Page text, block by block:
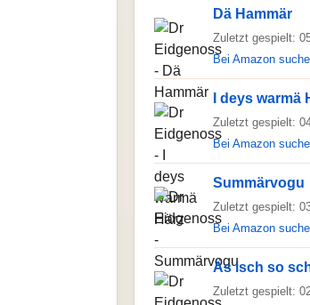
Dä Hammär
Zuletzt gespielt:
Bei Amazon
I deys warmä
Zuletzt gespielt:
Bei Amazon
Summärvogu
Zuletzt gespielt:
Bei Amazon
Äs isch so
Zuletzt gespielt: